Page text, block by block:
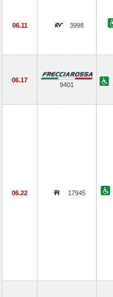
06.11 3998
06.17
9401
06.22 17945